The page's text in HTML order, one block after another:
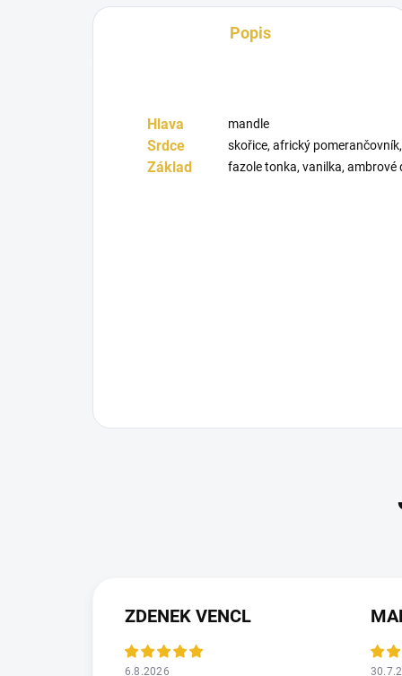
Popis
Hlava mandle
Srdce skořice, africký
Základ fazole tonka, vanilka, ambrové
ZDENEK VENCL
6.8.2026